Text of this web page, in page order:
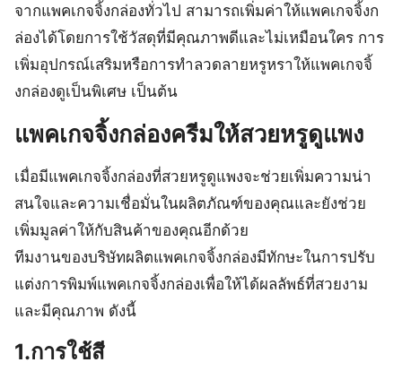
จากแพคเกจจิ้งกล่องทั่วไป สามารถเพิ่มค่าให้แพคเกจจิ้งก
ล่องได้โดยการใช้วัสดุที่มีคุณภาพดีและไม่เหมือนใคร การ
เพิ่มอุปกรณ์เสริมหรือการทำลวดลายหรูหราให้แพคเกจจิ้
งกล่องดูเป็นพิเศษ เป็นต้น
แพคเกจจิ้งกล่องครีมให้สวยหรูดูแพง
เมื่อมีแพคเกจจิ้งกล่องที่สวยหรูดูแพงจะช่วยเพิ่มความน่า
สนใจและความเชื่อมั่นในผลิตภัณฑ์ของคุณและยังช่วย
เพิ่มมูลค่าให้กับสินค้าของคุณอีกด้วย
ทีมงานของบริษัทผลิตแพคเกจจิ้งกล่องมีทักษะในการปรับ
แต่งการพิมพ์แพคเกจจิ้งกล่องเพื่อให้ได้ผลลัพธ์ที่สวยงาม
และมีคุณภาพ ดังนี้
1.การใช้สี